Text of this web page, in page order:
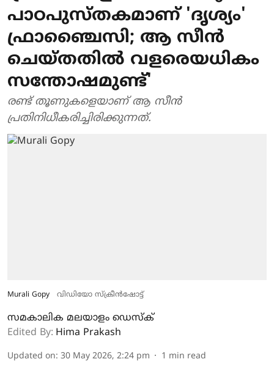
പാഠപുസ്തകമാണ് 'ദൃശ്യം'
ഫ്രാഞ്ചൈസി; ആ സീൻ
ചെയ്തതിൽ വളരെയധികം
സന്തോഷമുണ്ട്'
രണ്ട് തൂണുകളെയാണ് ആ സീൻ
പ്രതിനിധീകരിച്ചിരിക്കുന്നത്.
Murali Gopy വിഡിയോ സ്ക്രീൻഷോട്ട്
സമകാലിക മലയാളം ഡെസ്ക്
Edited By: Hima Prakash
Updated on: 30 May 2026, 2:24 pm 1 min read